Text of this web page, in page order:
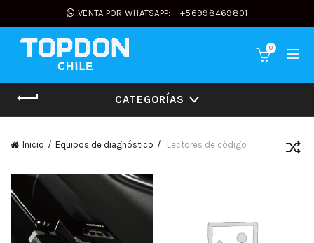
VENTA POR WHATSAPP: +56998469801
0
CATEGORÍAS
Inicio Equipos de diagnóstico Lectores de código